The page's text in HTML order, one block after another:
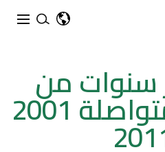
سنوات من
الإنجازات المتواصلة 2001